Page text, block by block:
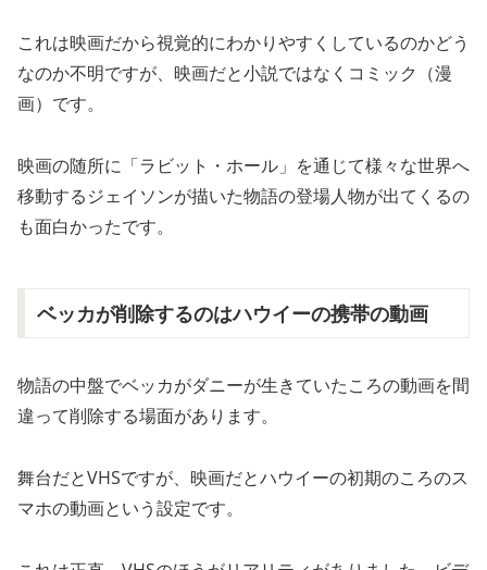
これは映画だから視覚的にわかりやすくしているのかどう
なのか不明ですが、映画だと小説ではなくコミック（漫
画）です。
映画の随所に「ラビット・ホール」を通じて様々な世界へ
移動するジェイソンが描いた物語の登場人物が出てくるの
も面白かったです。
ベッカが削除するのはハウイーの携帯の動画
物語の中盤でベッカがダニーが生きていたころの動画を間
違って削除する場面があります。
舞台だとVHSですが、映画だとハウイーの初期のころのス
マホの動画という設定です。